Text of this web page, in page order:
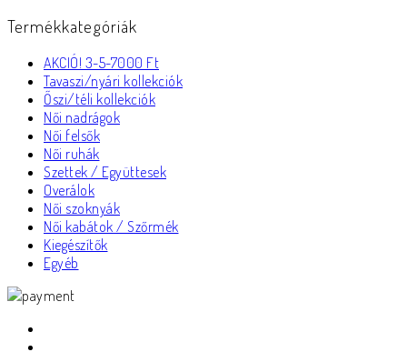
Termékkategóriák
AKCIÓ! 3-5-7000 Ft
Tavaszi/nyári kollekciók
Őszi/téli kollekciók
Női nadrágok
Női felsők
Női ruhák
Szettek / Együttesek
Overálok
Női szoknyák
Női kabátok / Szőrmék
Kiegészítők
Egyéb